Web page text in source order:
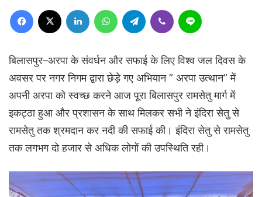
Facebook LinkedIn WhatsAppTelegram Viber
बिलासपुर–अरपा के संवर्धन और सफाई के लिए विश्व जल दिवस के
अवसर पर नगर निगम द्वारा छेड़े गए अभियान ” अरपा उत्थान” में
अपनी अरपा को स्वच्छ करने आज पूरा बिलासपुर रामसेतु मार्ग में
इकट्ठा हुआ और प्रशासन के साथ मिलकर सभी ने इंदिरा सेतु से
रामसेतु तक श्रमदान कर नदी की सफाई की। इंदिरा सेतु से रामसेतु
तक लगभग दो हजार से अधिक लोगों की उपस्थिति रही।